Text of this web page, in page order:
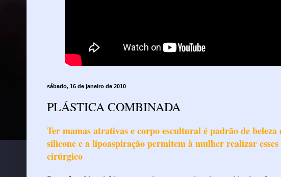
sábado, 16 de janeiro de 2010
PLÁSTICA COMBINADA
Ter mamas atrativas e corpo escultural é padrão de
silicone e a lipoaspiração permitem à mulher realizar
cirúrgico